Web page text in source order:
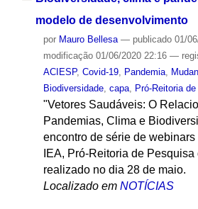
modelo de desenvolvimento
por Mauro Bellesa — publicado01/
modificação01/06/2020 22:16 —
ACIESP, Covid-19, Pandemia,
Biodiversidade, capa, Pró-Reitoria
"Vetores Saudáveis: O
Pandemias, Clima e
encontro de série de
IEA, Pró-Reitoria de Pesquisa
realizado no dia 28 de maio.
Localizado em NOTÍCIAS